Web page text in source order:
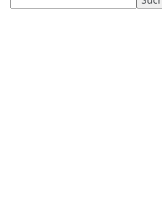
nach: